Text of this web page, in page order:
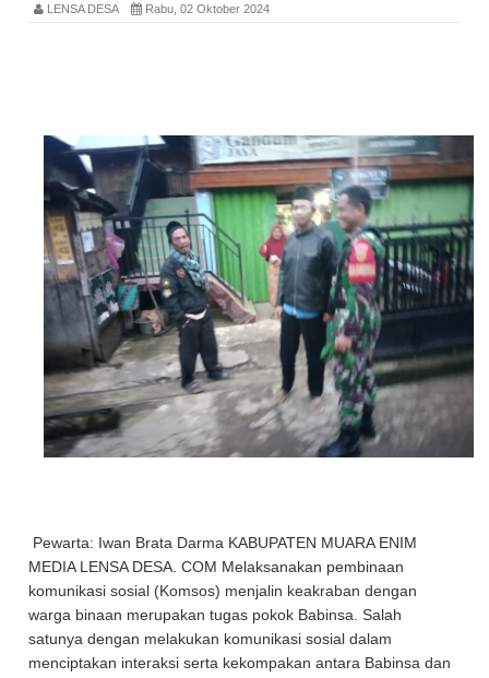
LENSA DESA Rabu, 02 Oktober 2024
Pewarta: Iwan Brata Darma KABUPATEN MUARA ENIM
MEDIA LENSA DESA. COM Melaksanakan pembinaan
komunikasi sosial (Komsos) menjalin keakraban dengan
warga binaan merupakan tugas pokok Babinsa. Salah
satunya dengan melakukan komunikasi sosial dalam
menciptakan interaksi serta kekompakan antara Babinsa dan